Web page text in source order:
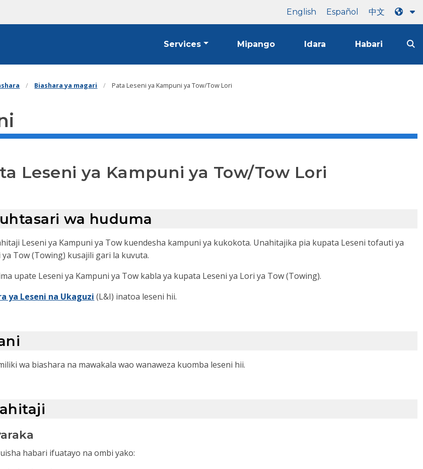
English Español 中文
Services Mipango Idara Habari
Biashara ya magari Pata Leseni ya Kampuni ya Tow/Tow Lori
Leseni ya Kampuni ya Tow/Tow Lori
wa huduma
Leseni ya Kampuni ya Tow kuendesha kampuni ya kukokota. Unahitajika pia kupata Leseni tofauti ya
ya Tow (Towing) kusajili gari la kuvuta.
upate Leseni ya Kampuni ya Tow kabla ya kupata Leseni ya Lori ya Tow (Towing).
ya Leseni na Ukaguzi (L&I) inatoa leseni hii.
wa biashara na mawakala wao wanaweza kuomba leseni hii.
habari ifuatayo na ombi yako: